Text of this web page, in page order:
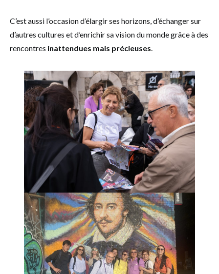
C’est aussi l’occasion d’élargir ses horizons, d’échanger sur
d’autres cultures et d’enrichir sa vision du monde grâce à des
rencontres inattendues mais précieuses